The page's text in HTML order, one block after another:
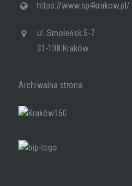
https://www.sp4krakow.pl/
ul. Smoleńsk 5-7
31-108 Kraków
Archiwalna strona